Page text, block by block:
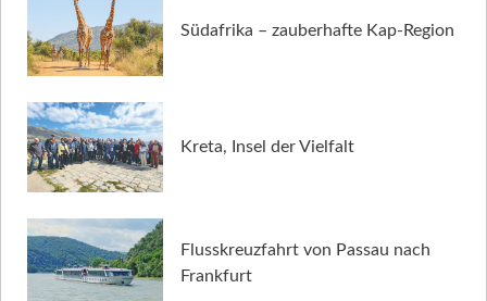
Südafrika – zauberhafte Kap-Region
Kreta, Insel der Vielfalt
Flusskreuzfahrt von Passau nach
Frankfurt